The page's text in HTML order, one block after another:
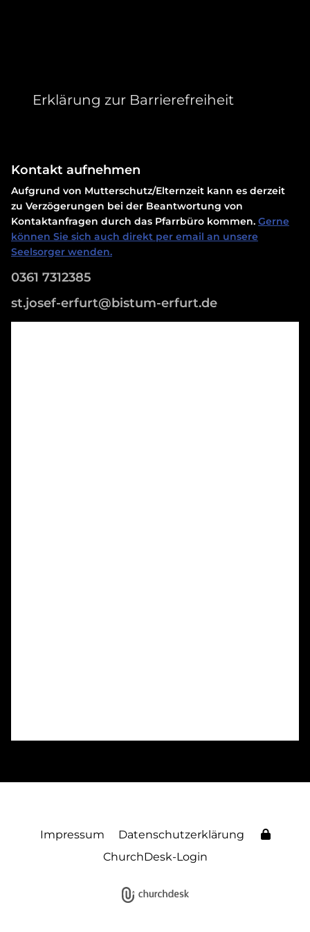
Erklärung zur Barrierefreiheit
Kontakt aufnehmen
Aufgrund von Mutterschutz/Elternzeit kann es derzeit
zu Verzögerungen bei der Beantwortung von
Kontaktanfragen durch das Pfarrbüro kommen. Gerne
können Sie sich auch direkt per email an unsere
Seelsorger wenden.
0361 7312385
st.josef-erfurt@bistum-erfurt.de
Impressum
Datenschutzerklärung
ChurchDesk-Login